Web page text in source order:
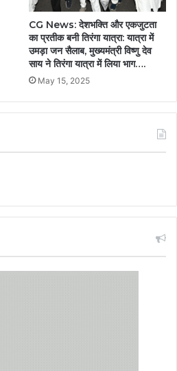
CG News: देशभक्ति और एकजुटता
का प्रतीक बनी तिरंगा यात्रा: यात्रा में
उमड़ा जन सैलाब, मुख्यमंत्री विष्णु देव
साय ने तिरंगा यात्रा में लिया भाग….
May 15, 2025